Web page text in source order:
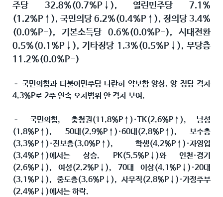
주당 32.8%(0.7%P↓), 열린민주당 7.1%
(1.2%P↑), 국민의당 6.2%(0.4%P↑), 정의당 3.4%
(0.0%P-), 기본소득당 0.6%(0.0%P-), 시대전환
0.5%(0.1%P↓), 기타정당 1.3%(0.5%P↓), 무당층
11.2%(0.0%P-)
– 국민의힘과 더불어민주당 나란히 약보합 양상. 양 정당 격차
4.3%P로 2주 연속 오차범위 안 격차 보여.
– 국민의힘, 충청권(11.8%P↑)·TK(2.6%P↑), 남성
(1.8%P↑), 50대(2.9%P↑)·60대(2.8%P↑), 보수층
(3.3%P↑)·진보층(3.0%P↑), 학생(4.2%P↑)·자영업
(3.4%P↑)에서는 상승. PK(5.5%P↓)와 인천·경기
(2.6%P↓), 여성(2.2%P↓), 70대 이상(4.1%P↓)·20대
(3.1%P↓), 중도층(3.6%P↓), 사무직(2.8%P↓)·가정주부
(2.4%P↓)에서는 하락.